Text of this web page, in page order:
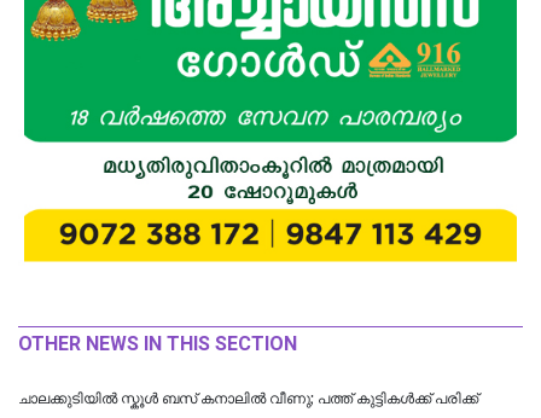
OTHER NEWS IN THIS SECTION
ചാലക്കുടിയിൽ സ്കൂൾ ബസ് കനാലിൽ വീണു; പത്ത് കുട്ടികൾക്ക് പരിക്ക്